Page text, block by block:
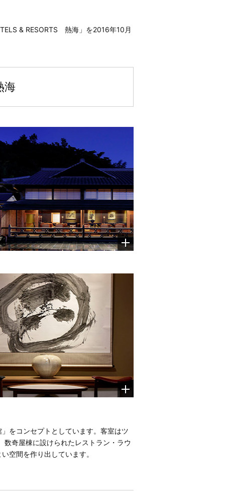
& RESORTS 熱海」を2016年10月
海
をコンセプトとしています。客室はツ
奇屋棟に設けられたレストラン・ラウ
空間を作り出しています。